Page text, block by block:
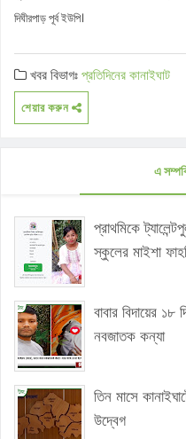
দিঘীরপাড় পূর্ব ইউপি।
খবর বিভাগঃপ্রতিদিনের কানাইঘাট
শেয়ার করুন
এ
প্রাথমিকে
স্কুলের মাইশা
বাবার বিদায়ের
নবজাতক কন্যা
তিন মাসে
উদ্বেগ